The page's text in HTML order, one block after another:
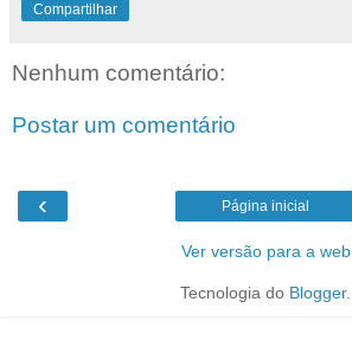
Compartilhar
Nenhum comentário:
Postar um comentário
‹ Página inicial
Ver versão para a web
Tecnologia do Blogger.